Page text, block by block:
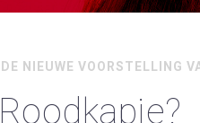
DE NIEUWE VOORSTELLING
Roodkapje?